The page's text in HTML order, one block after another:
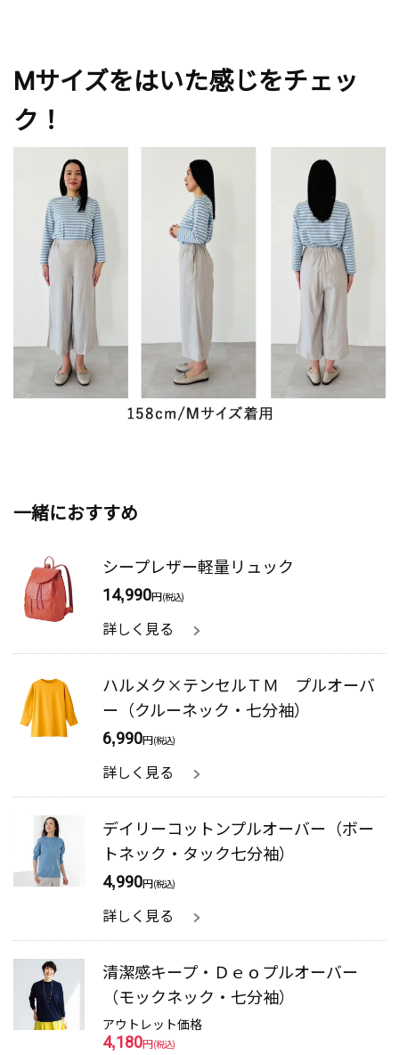
Mサイズをはいた感じをチェッ
ク！
一緒におすすめ
シープレザー軽量リュック
14,990円(税込)
詳しく見る
ハルメク×テンセルＴＭ プルオーバ
ー（クルーネック・七分袖）
6,990円(税込)
詳しく見る
デイリーコットンプルオーバー（ボー
トネック・タック七分袖）
4,990円(税込)
詳しく見る
清潔感キープ・Ｄｅｏプルオーバー
（モックネック・七分袖）
アウトレット価格
4,180円(税込)